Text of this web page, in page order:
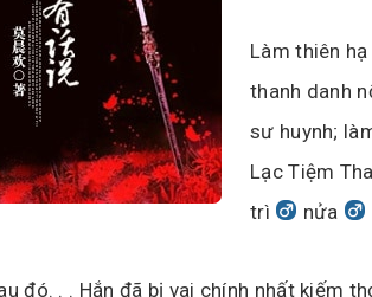
Làm thiên
thanh danh
sư huynh;
Lạc Tiệm
trì
nửa
đó. . . Hắn đã bị vai chính nhất kiếm